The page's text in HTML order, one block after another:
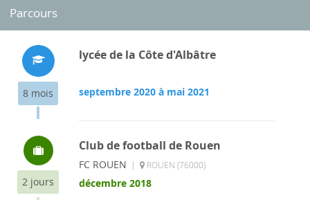
Parcours
8 mois
lycée de la Côte d'Albâtre
septembre 2020 à mai 2021
2 jours
Club de football de Rouen
FC ROUEN | ROUEN (76000)
décembre 2018